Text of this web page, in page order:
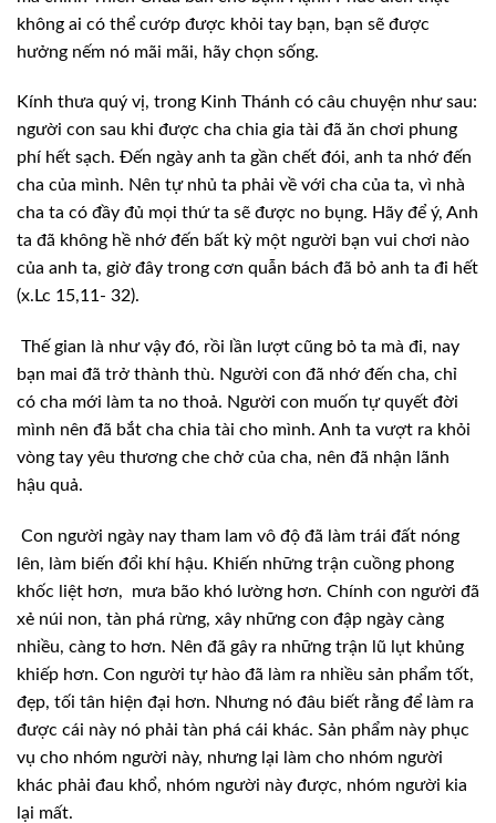
không ai có thểcướp được khỏi tay bạn, bạn sẽ được
hưởng nếm nó mãi mãi, hãy chọn sống.
Kính thưa quý vị, trong Kinh Thánh có câu chuyện như sau:
người con sau khi được cha chia gia tài đã ăn chơi phung
phí hết sạch. Đến ngày anh ta gần chết đói, anh ta nhớ đến
cha của mình. Nên tự nhủ ta phải về với cha của ta, vì nhà
cha ta có đầy đủ mọi thứ ta sẽ được no bụng. Hãy để ý, Anh
ta đã không hề nhớ đến bất kỳ một người bạn vui chơi nào
của anh ta, giờ đây trong cơn quẫn bách đã bỏ anh ta đi hết
(x.Lc 15,11- 32).
Thế gian là như vậy đó, rồi lần lượt cũng bỏ ta mà đi, nay
bạn mai đã trở thành thù. Người con đã nhớ đến cha, chỉ
có cha mới làm ta no thoả. Người con muốn tự quyết đời
mình nên đã bắt cha chia tài cho mình. Anh ta vượt ra khỏi
vòng tay yêu thương che chở của cha, nên đã nhận lãnh
hậu quả.
Con người ngày nay tham lam vô độ đã làm trái đất nóng
lên, làm biến đổi khí hậu. Khiến những trận cuồng phong
khốc liệt hơn, mưa bão khó lường hơn. Chính con người đã
xẻ núi non, tàn phá rừng, xây những con đập ngày càng
nhiều, càng to hơn. Nên đã gây ra những trận lũ lụt khủng
khiếp hơn. Con người tự hào đã làm ra nhiều sản phẩm tốt,
đẹp, tối tân hiện đại hơn. Nhưng nó đâu biết rằng để làm ra
được cái này nó phải tàn phá cái khác. Sản phẩm này phục
vụ cho nhóm người này, nhưng lại làm cho nhóm người
khác phải đau khổ, nhóm người này được, nhóm người kia
lại mất.